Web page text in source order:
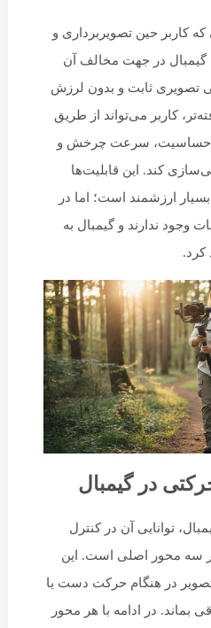
کاربر حین تصویربرداری و
گیمبال در جهت مخالف آن
تصویری ثابت و بدون لرزش
کاربر می‌تواند از طریق
حساسیت، سرعت چرخش و
کند. این قابلیت‌ها
ارزشمند است؛ اما در
وجود ندارند و گیمبال به
در گیمبال
توانایی آن در کنترل
سه محور اصلی است. این
در هنگام حرکت دست یا
بماند. در ادامه با هر محور